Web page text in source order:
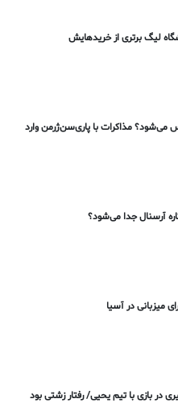
لیگ برتری از خریدهایش
می‌شود؟ مذاکرات با پاری‌سن‌ژرمن وارد
آرسنال جدا می‌شود؟
میزبانی در آسیا
در بازی با تیم یحیی/ رفتار زشتی بود